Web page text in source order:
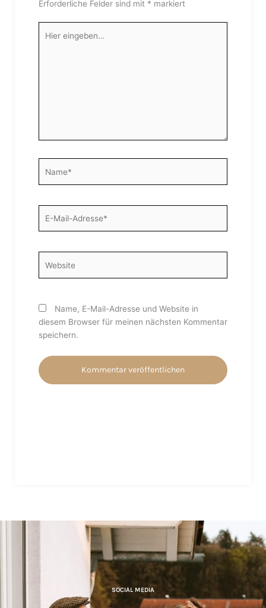
Erforderliche Felder sind mit * markiert
eingeben…
Mail-
Name, E-Mail-Adresse und Website in
diesem Browser für meinen nächsten Kommentar
speichern.
SOCIAL MEDIA